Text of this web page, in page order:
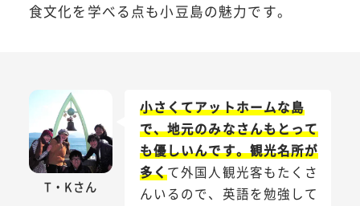
食文化を学べる点も小豆島の魅力です。
T・Kさん
小さくてアットホームな島
で、地元のみなさんもとって
も優しいんです。観光名所が
多くて外国人観光客もたくさ
んいるので、英語を勉強して